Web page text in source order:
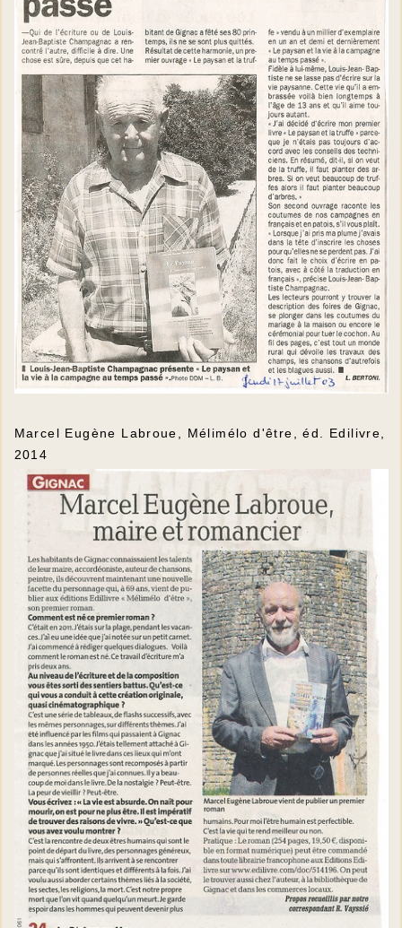
Marcel Eugène Labroue, Mélimélo d'être, éd. Edilivre,
2014